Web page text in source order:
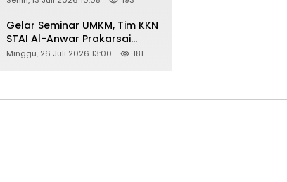
Gelar Seminar UMKM, Tim KKN
STAI Al-Anwar Prakarsai
Usaha Tepung Maizena di
Minggu, 26 Juli 2026 13:00 181